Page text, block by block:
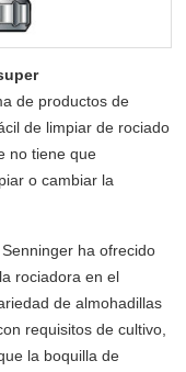
de productos de
de limpiar de rociado
no tiene que
o cambiar la
ha ofrecido
rociadora en el
de almohadillas
requisitos de cultivo,
la boquilla de